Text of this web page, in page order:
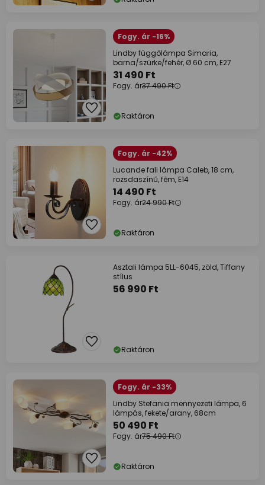
Fogy. ár -16%
Lindby függőlámpa Simaria,
barna/szürke/fehér, Ø 60 cm, E27
31 490 Ft
Fogy. ár37 490 Ft
Raktáron
Fogy. ár -42%
Lucande fali lámpa Caleb, 18 cm,
rozsdaszínű, fém, E14
14 490 Ft
Fogy. ár24 990 Ft
Raktáron
Asztali lámpa 5LL-6045, zöld, Tiffany
stílus
56 990 Ft
Raktáron
Fogy. ár -33%
Lindby Stefania mennyezeti lámpa, 6
lámpás, fekete/arany, 68cm
50 490 Ft
Fogy. ár75 490 Ft
Raktáron